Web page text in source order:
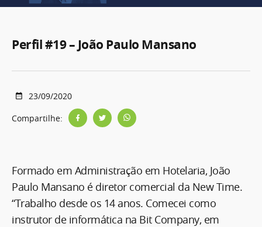
Perfil #19 – João Paulo Mansano
23/09/2020
Compartilhe:
Formado em Administração em Hotelaria, João
Paulo Mansano é diretor comercial da New Time.
“Trabalho desde os 14 anos. Comecei como
instrutor de informática na Bit Company, em